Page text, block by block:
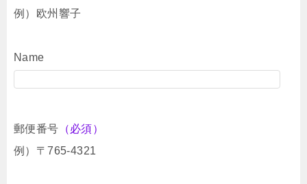
例）欧州響子
Name
郵便番号 （必須）
例）〒765-4321